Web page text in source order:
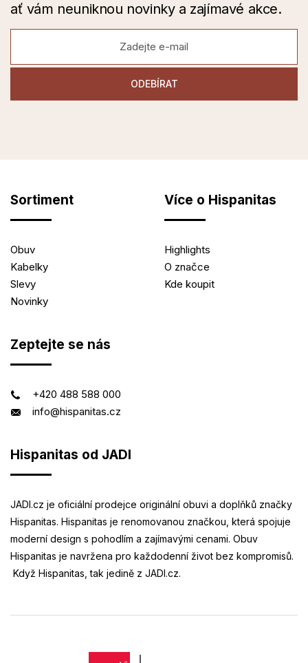
ať vám neuniknou novinky a zajímavé akce.
Sortiment
Obuv
Kabelky
Slevy
Novinky
Více o Hispanitas
Highlights
O značce
Kde koupit
Zeptejte se nás
+420 488 588 000
info@hispanitas.cz
Hispanitas od JADI
JADI.cz je oficiální prodejce originální obuvi a doplňků značky
Hispanitas. Hispanitas je renomovanou značkou, která spojuje
moderní design s pohodlím a zajímavými cenami. Obuv
Hispanitas je navržena pro každodenní život bez kompromisů.
Když Hispanitas, tak jedině z JADI.cz.